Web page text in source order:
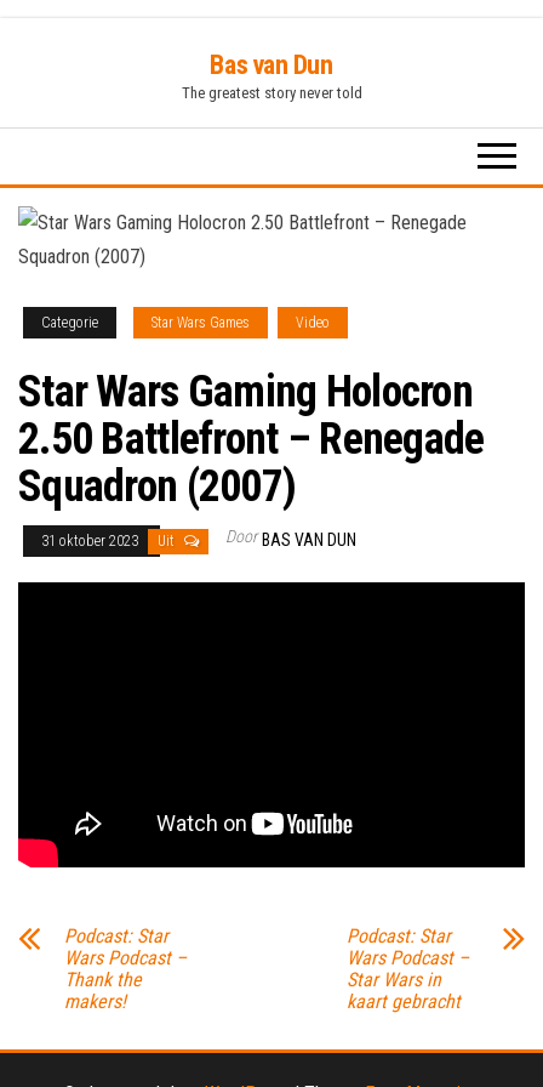
inhoud
Bas van Dun
The greatest story never told
Categorie Star Wars Games Video
Star Wars Gaming Holocron
2.50 Battlefront – Renegade
Squadron (2007)
31 oktober 2023 Uit Door BAS VAN DUN
Podcast: Star
Wars Podcast –
Thank the
makers!
Podcast: Star
Wars Podcast –
Star Wars in
kaart gebracht